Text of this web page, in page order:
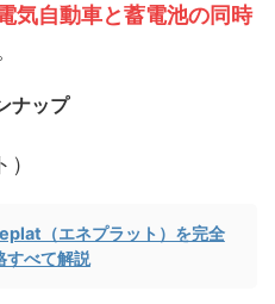
気自動車と蓄電池の同時
ナップ
（エネプラット）を完全
すべて解説